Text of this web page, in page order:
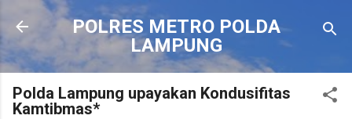
Langsung ke konten utama
POLRES METRO POLDA
LAMPUNG
Polda Lampung upayakan Kondusifitas
Kamtibmas*